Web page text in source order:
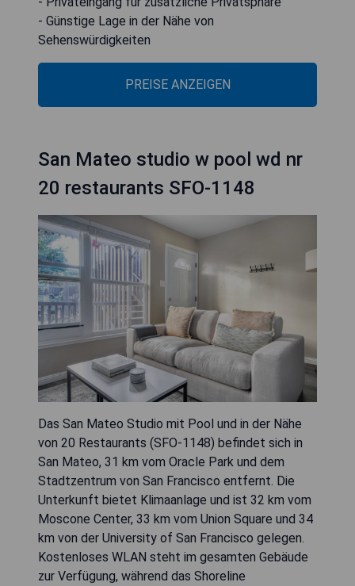
- Günstige Lage in der Nähe von
Sehenswürdigkeiten
PREISE ANZEIGEN
San Mateo studio w pool wd nr
20 restaurants SFO-1148
Das San Mateo Studio mit Pool und in der Nähe
von 20 Restaurants (SFO-1148) befindet sich in
San Mateo, 31 km vom Oracle Park und dem
Stadtzentrum von San Francisco entfernt. Die
Unterkunft bietet Klimaanlage und ist 32 km vom
Moscone Center, 33 km vom Union Square und 34
km von der University of San Francisco gelegen.
Kostenloses WLAN steht im gesamten Gebäude
zur Verfügung, während das Shoreline